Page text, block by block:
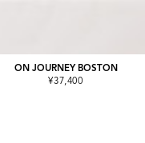
ON JOURNEY BOSTON
¥37,400